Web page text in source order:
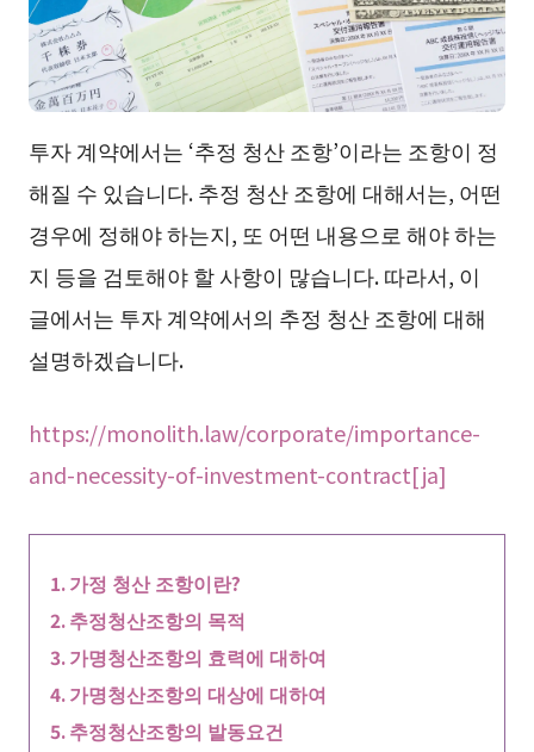
투자 계약에서는 ‘추정 청산 조항’이라는 조항이 정
해질 수 있습니다. 추정 청산 조항에 대해서는, 어떤
경우에 정해야 하는지, 또 어떤 내용으로 해야 하는
지 등을 검토해야 할 사항이 많습니다. 따라서, 이
글에서는 투자 계약에서의 추정 청산 조항에 대해
설명하겠습니다.
https://monolith.law/corporate/importance-
and-necessity-of-investment-contract[ja]
가정 청산 조항이란?
추정청산조항의 목적
가명청산조항의 효력에 대하여
가명청산조항의 대상에 대하여
추정청산조항의 발동요건